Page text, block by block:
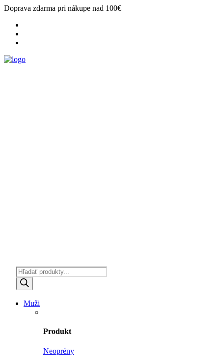
Doprava zdarma pri nákupe nad 100€
Products
search
Muži
Produkt
Neoprény